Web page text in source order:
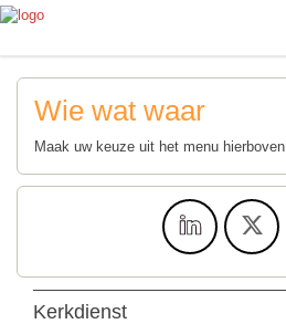
Wie wat waar
Maak uw keuze uit het menu hierboven
Kerkdienst